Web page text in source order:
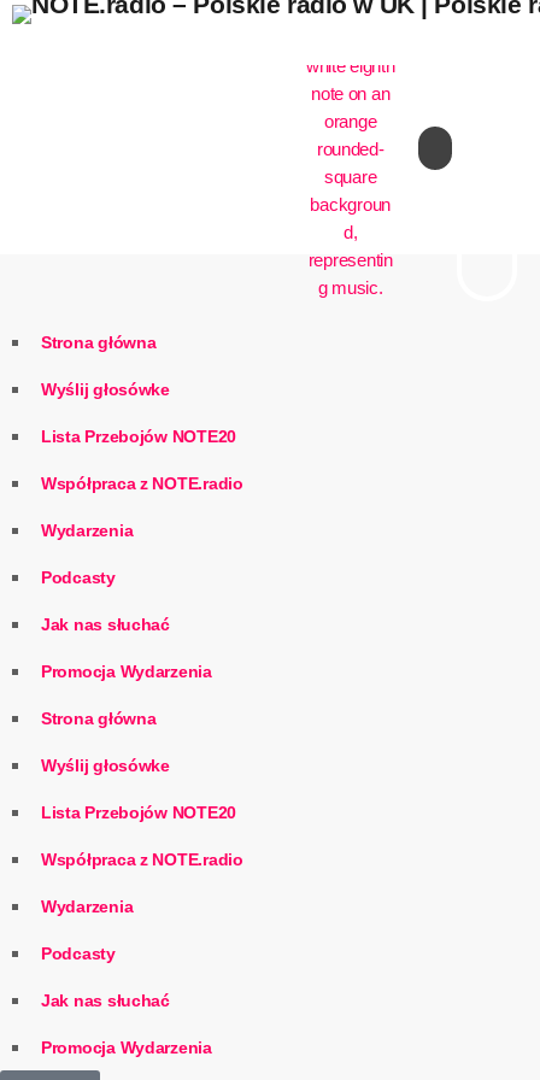
play_arrow
Strona główna
Wyślij głosówke
Lista Przebojów NOTE20
Współpraca z NOTE.radio
Wydarzenia
Podcasty
Jak nas słuchać
Promocja Wydarzenia
Strona główna
Wyślij głosówke
Lista Przebojów NOTE20
Współpraca z NOTE.radio
Wydarzenia
Podcasty
Jak nas słuchać
Promocja Wydarzenia